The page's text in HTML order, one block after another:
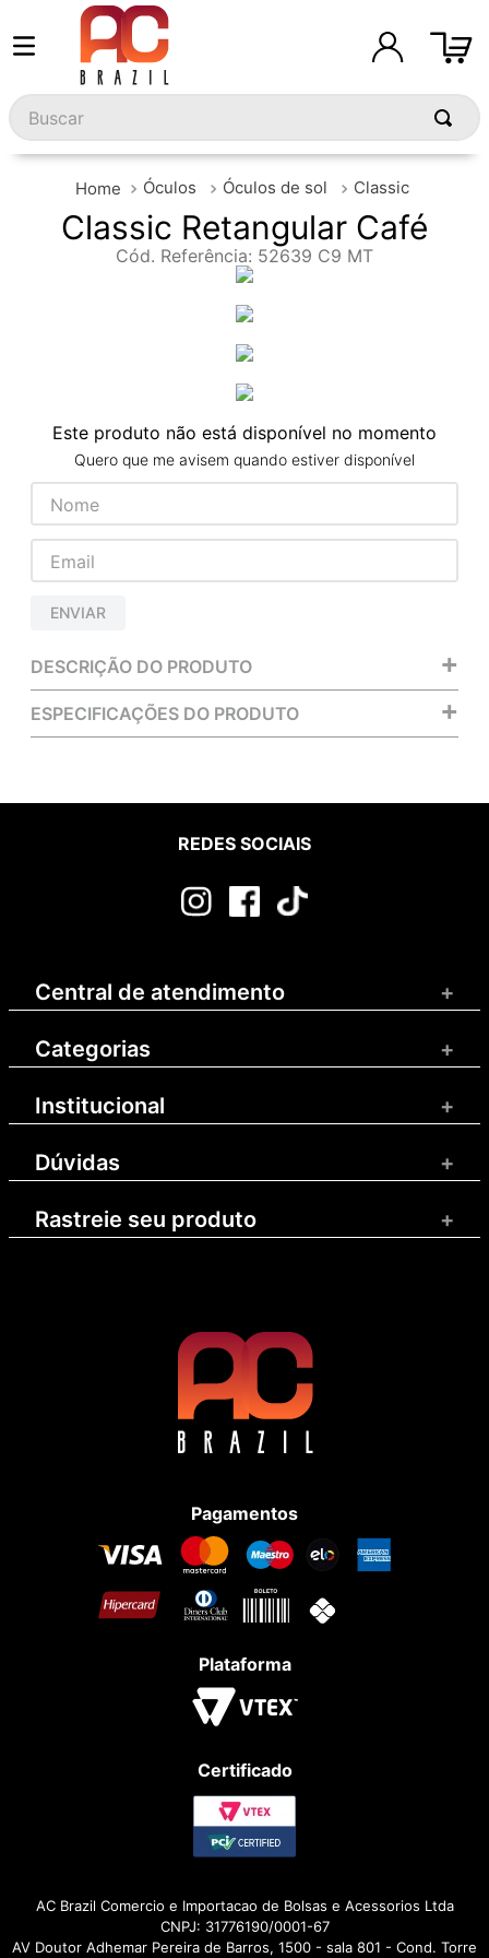
Buscar
Óculos Óculos de sol Classic
Classic Retangular Café
Cód. Referência: 52639 C9 MT
Este produto não está disponível no momento
Quero que me avisem quando estiver disponível
ENVIAR
DESCRIÇÃO DO PRODUTO +
ESPECIFICAÇÕES DO PRODUTO +
REDES SOCIAIS
Central de atendimento +
Categorias +
Institucional +
Dúvidas +
Rastreie seu produto +
Pagamentos
Plataforma
Certificado
AC Brazil Comercio e Importacao de Bolsas e Acessorios Ltda
CNPJ: 31776190/0001-67
AV Doutor Adhemar Pereira de Barros, 1500 - sala 801 - Cond. Torre